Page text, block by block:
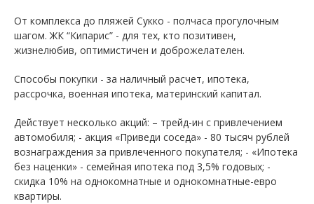
От комплекса до пляжей Сукко - полчаса прогулочным
шагом. ЖК “Кипарис” - для тех, кто позитивен,
жизнелюбив, оптимистичен и доброжелателен.
Способы покупки - за наличный расчет, ипотека,
рассрочка, военная ипотека, материнский капитал.
Действует несколько акций: – трейд-ин с привлечением
автомобиля; - акция «Приведи соседа» - 80 тысяч рублей
вознаграждения за привлеченного покупателя; - «Ипотека
без наценки» - семейная ипотека под 3,5% годовых; -
скидка 10% на однокомнатные и однокомнатные-евро
квартиры.